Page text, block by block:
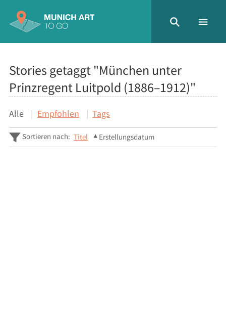
Stories getaggt "München unter
Prinzregent Luitpold (1886–1912)"
Alle Empfohlen Tags
Sortieren nach: Titel Erstellungsdatum